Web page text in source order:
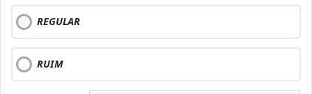
REGULAR
RUIM